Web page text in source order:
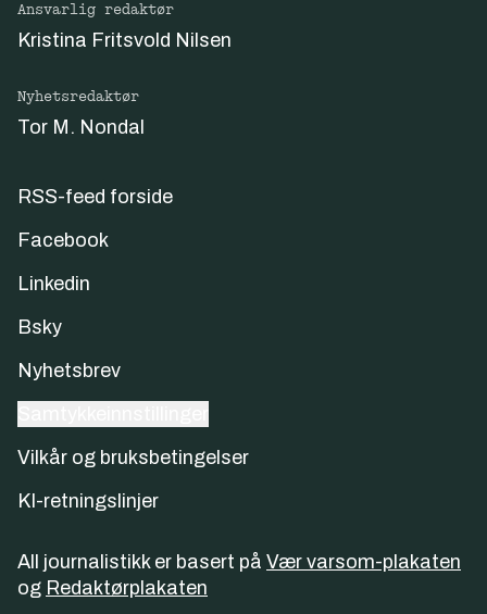
Ansvarlig redaktør
Kristina Fritsvold Nilsen
Nyhetsredaktør
Tor M. Nondal
RSS-feed forside
Facebook
Linkedin
Bsky
Nyhetsbrev
Vilkår og bruksbetingelser
KI-retningslinjer
All journalistikk er basert på Vær varsom-plakaten
og Redaktørplakaten